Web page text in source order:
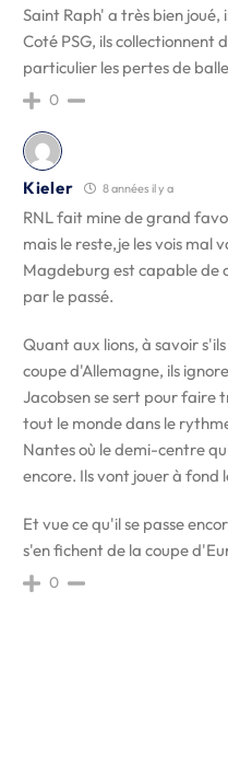
Saint Raph' a très bien joué,
Coté PSG, ils collectionnent
particulier les pertes de
0
Kieler 8 années il y a
RNL fait mine de grand
mais le reste,je les vois mal
Magdeburg est capable de
par le passé.
Quant aux lions, à savoir
coupe d'Allemagne, ils
Jacobsen se sert pour faire
tout le monde dans le
Nantes où le demi-centre
encore. Ils vont jouer à fond
Et vue ce qu'il se passe
s'en fichent de la coupe
0